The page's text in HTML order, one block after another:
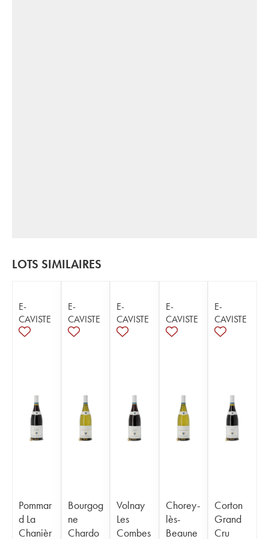
LOTS SIMILAIRES
E-
CAVISTE
Pommar
d La
Chanièr
E-
CAVISTE
Bourgog
ne
Chardo
E-
CAVISTE
Volnay
Les
Combes
E-
CAVISTE
Chorey-
lès-
Beaune
E-
CAVISTE
Corton
Grand
Cru